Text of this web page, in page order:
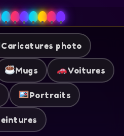
Caricatures photo
Mugs Voitures
Portraits